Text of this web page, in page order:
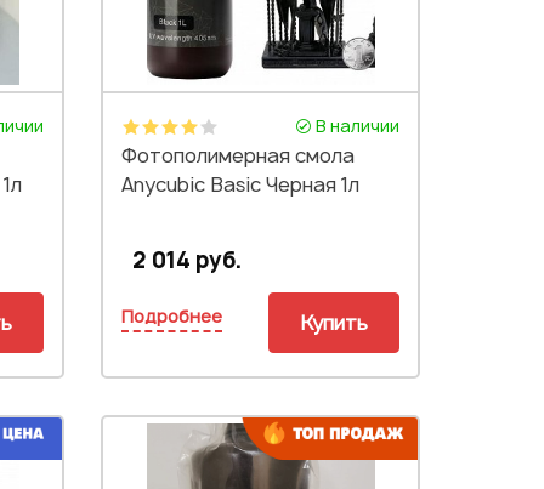
В наличии
Фотополимерная смола
Anycubic Basic Черная 1л
2 014 руб.
Подробнее Купить